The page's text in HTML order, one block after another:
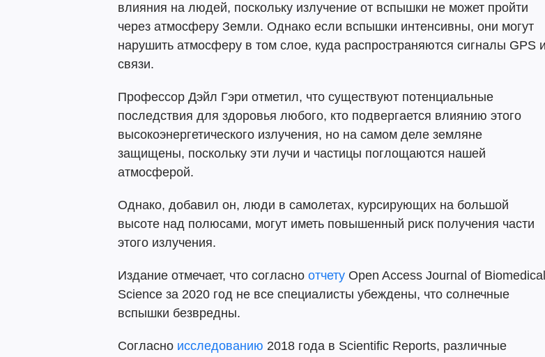
влияния на людей, поскольку излучение от вспышки не может пройти
через атмосферу Земли. Однако если вспышки интенсивны, они могут
нарушить атмосферу в том слое, куда распространяются сигналы GPS и
связи.
Профессор Дэйл Гэри отметил, что существуют потенциальные
последствия для здоровья любого, кто подвергается влиянию этого
высокоэнергетического излучения, но на самом деле земляне
защищены, поскольку эти лучи и частицы поглощаются нашей
атмосферой.
Однако, добавил он, люди в самолетах, курсирующих на большой
высоте над полюсами, могут иметь повышенный риск получения части
этого излучения.
Издание отмечает, что согласно отчету Open Access Journal of Biomedical
Science за 2020 год не все специалисты убеждены, что солнечные
вспышки безвредны.
Согласно исследованию 2018 года в Scientific Reports, различные